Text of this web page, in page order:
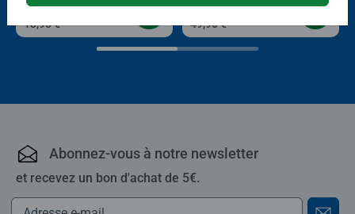
13,90 € 49,90 €
Abonnez-vous à notre newsletter
et recevez un bon d'achat de 5€.